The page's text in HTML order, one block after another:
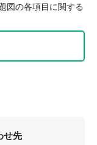
図の各項目に関する
せ先